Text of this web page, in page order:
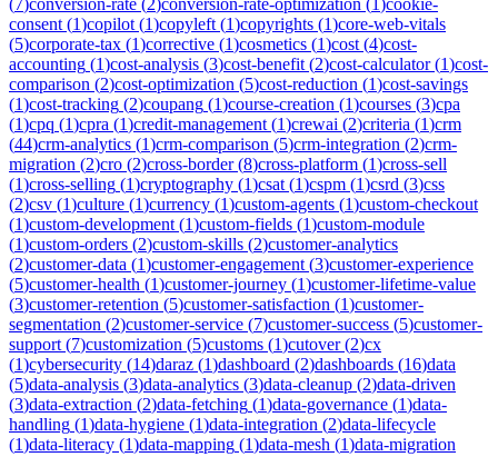
consent (1)copilot (1)copyleft (1)copyrights (1)core-web-vitals
(5)corporate-tax (1)corrective (1)cosmetics (1)cost (4)cost-
accounting (1)cost-analysis (3)cost-benefit (2)cost-calculator(1)cost-
comparison (2)cost-optimization (5)cost-reduction (1)cost-savings
(1)cost-tracking (2)coupang (1)course-creation (1)courses (3)cpa
(1)cpq (1)cpra (1)credit-management (1)crewai (2)criteria (1)crm
(44)crm-analytics (1)crm-comparison (5)crm-integration (2)crm-
migration (2)cro (2)cross-border(8)cross-platform (1)cross-sell
(1)cross-selling (1)cryptography (1)csat (1)cspm (1)csrd (3)css
(2)csv (1)culture (1)currency (1)custom-agents (1)custom-checkout
(1)custom-development (1)custom-fields (1)custom-module
(1)custom-orders (2)custom-skills (2)customer-analytics
(2)customer-data (1)customer-engagement (3)customer-experience
(5)customer-health (1)customer-journey (1)customer-lifetime-value
(3)customer-retention (5)customer-satisfaction (1)customer-
segmentation (2)customer-service (7)customer-success (5)customer-
support (7)customization (5)customs (1)cutover(2)cx
(1)cybersecurity (14)daraz (1)dashboard (2)dashboards (16)data
(5)data-analysis (3)data-analytics (3)data-cleanup (2)data-driven
(3)data-extraction (2)data-fetching (1)data-governance (1)data-
handling (1)data-hygiene (1)data-integration (2)data-lifecycle
(1)data-literacy (1)data-mapping (1)data-mesh (1)data-migration